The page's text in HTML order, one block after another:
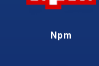
Npm